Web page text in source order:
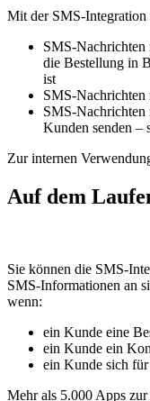
Mit der SMS-Integration
SMS-Nachrichten
die Bestellung in
ist
SMS-Nachrichten
SMS-Nachrichten
Kunden senden –
Zur internen
Auf dem
Sie können die SMS-
SMS-Informationen an
wenn:
ein Kunde eine
ein Kunde ein
ein Kunde sich
Mehr als 5.000 Apps